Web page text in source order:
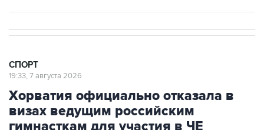
Хорватия официально отказала в
визах ведущим российским
гимнасткам для участия в ЧЕ